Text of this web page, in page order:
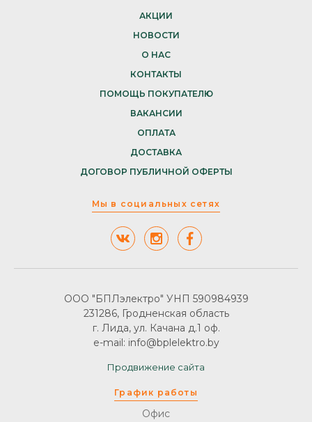
АКЦИИ
НОВОСТИ
О НАС
КОНТАКТЫ
ПОМОЩЬ ПОКУПАТЕЛЮ
ВАКАНСИИ
ОПЛАТА
ДОСТАВКА
ДОГОВОР ПУБЛИЧНОЙ ОФЕРТЫ
Мы в социальных сетях
График работы
Офис
ООО "БПЛэлектро" УНП 590984939
231286, Гродненская область
г. Лида, ул. Качана д.1 оф.
e-mail: info@bplelektro.by
Продвижение сайта